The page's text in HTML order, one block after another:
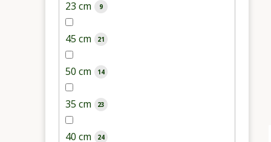
23 cm 9
45 cm 21
50 cm 14
35 cm 23
40 cm 24